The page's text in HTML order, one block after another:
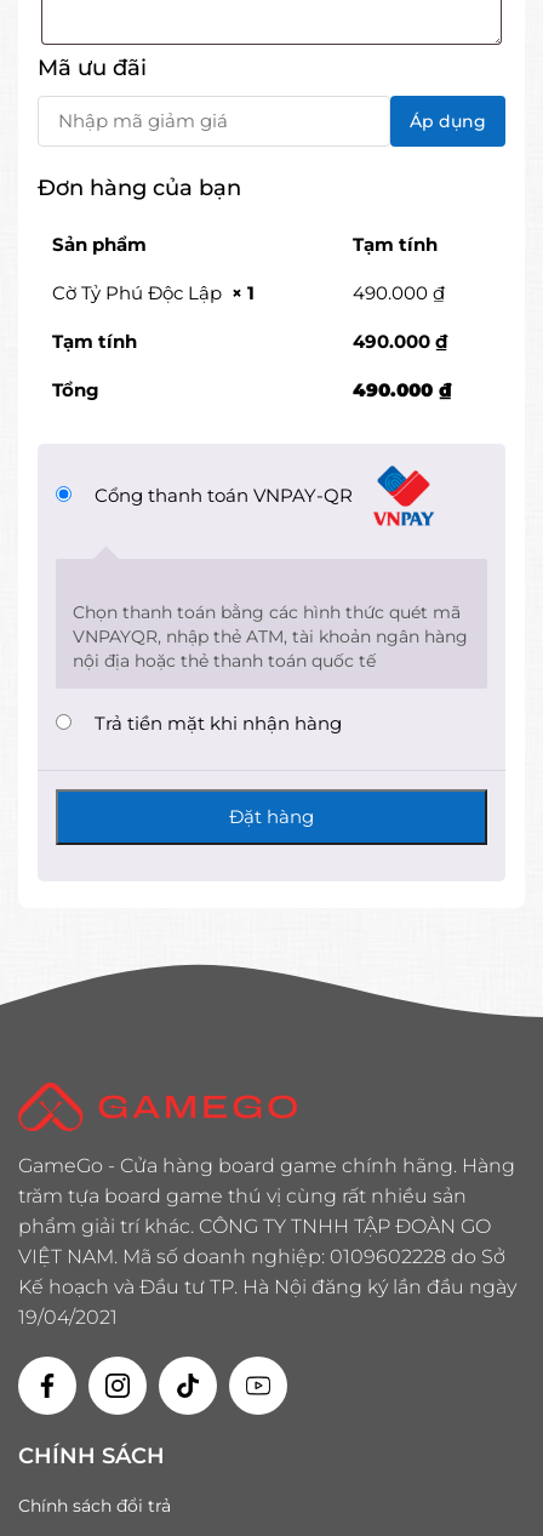
Mã ưu đãi
Đơn hàng của bạn
Sản phẩm Tạm tính
Cờ Tỷ Phú Độc Lập × 1 490.000 ₫
Tạm tính 490.000 ₫
Tổng 490.000 ₫
Cổng thanh toán VNPAY-QR
Chọn thanh toán bằng các hình thức quét mã
VNPAYQR, nhập thẻ ATM, tài khoản ngân hàng
nội địa hoặc thẻ thanh toán quốc tế
Trả tiền mặt khi nhận hàng
Đặt hàng
GameGo - Cửa hàng board game chính hãng. Hàng
trăm tựa board game thú vị cùng rất nhiều sản
phẩm giải trí khác. CÔNG TY TNHH TẬP ĐOÀN GO
VIỆT NAM. Mã số doanh nghiệp: 0109602228 do Sở
Kế hoạch và Đầu tư TP. Hà Nội đăng ký lần đầu ngày
19/04/2021
CHÍNH SÁCH
Chính sách đổi trả